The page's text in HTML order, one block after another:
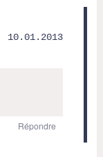
10.01.2013
Répondre